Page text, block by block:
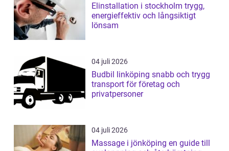
Elinstallation i stockholm trygg,
energieffektiv och långsiktigt
lönsam
04 juli 2026
Budbil linköping snabb och trygg
transport för företag och
privatpersoner
04 juli 2026
Massage i jönköping en guide till